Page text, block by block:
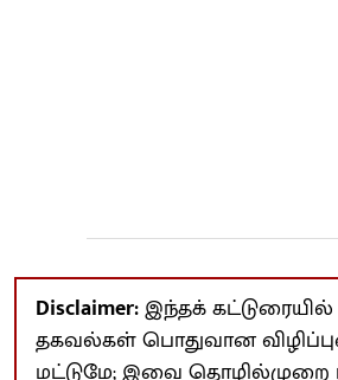
Disclaimer:இந்தக்
தகவல்கள் பொதுவான